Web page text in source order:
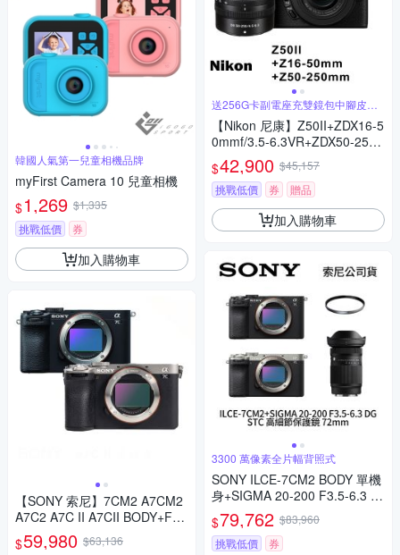
韓國人氣第一兒童相機品牌
myFirst Camera 10 兒童相機
$1,269 $1,335
挑戰低價
券
加入購物車
【SONY 索尼】7CM2 A7CM2
A7C2 A7C II A7CII BODY+FE
28-70mm變焦鏡(*(中文平輸)
$59,980 $63,136
送256G卡副電座充雙鏡包中腳皮帶
等
【Nikon 尼康】Z50II+ZDX16-5
0mmf/3.5-6.3VR+ZDX50-250
mm F/4.5-6.3 VR *(平行輸入)
$42,900 $45,157
挑戰低價
券 贈品
加入購物車
3300 萬像素全片幅背照式
SONY ILCE-7CM2 BODY 單機
身+SIGMA 20-200 F3.5-6.3 D
G+STC 高細節保護鏡 72mm A
7CM2 A7C二代 (公司貨)
$79,762 $83,960
挑戰低價
券